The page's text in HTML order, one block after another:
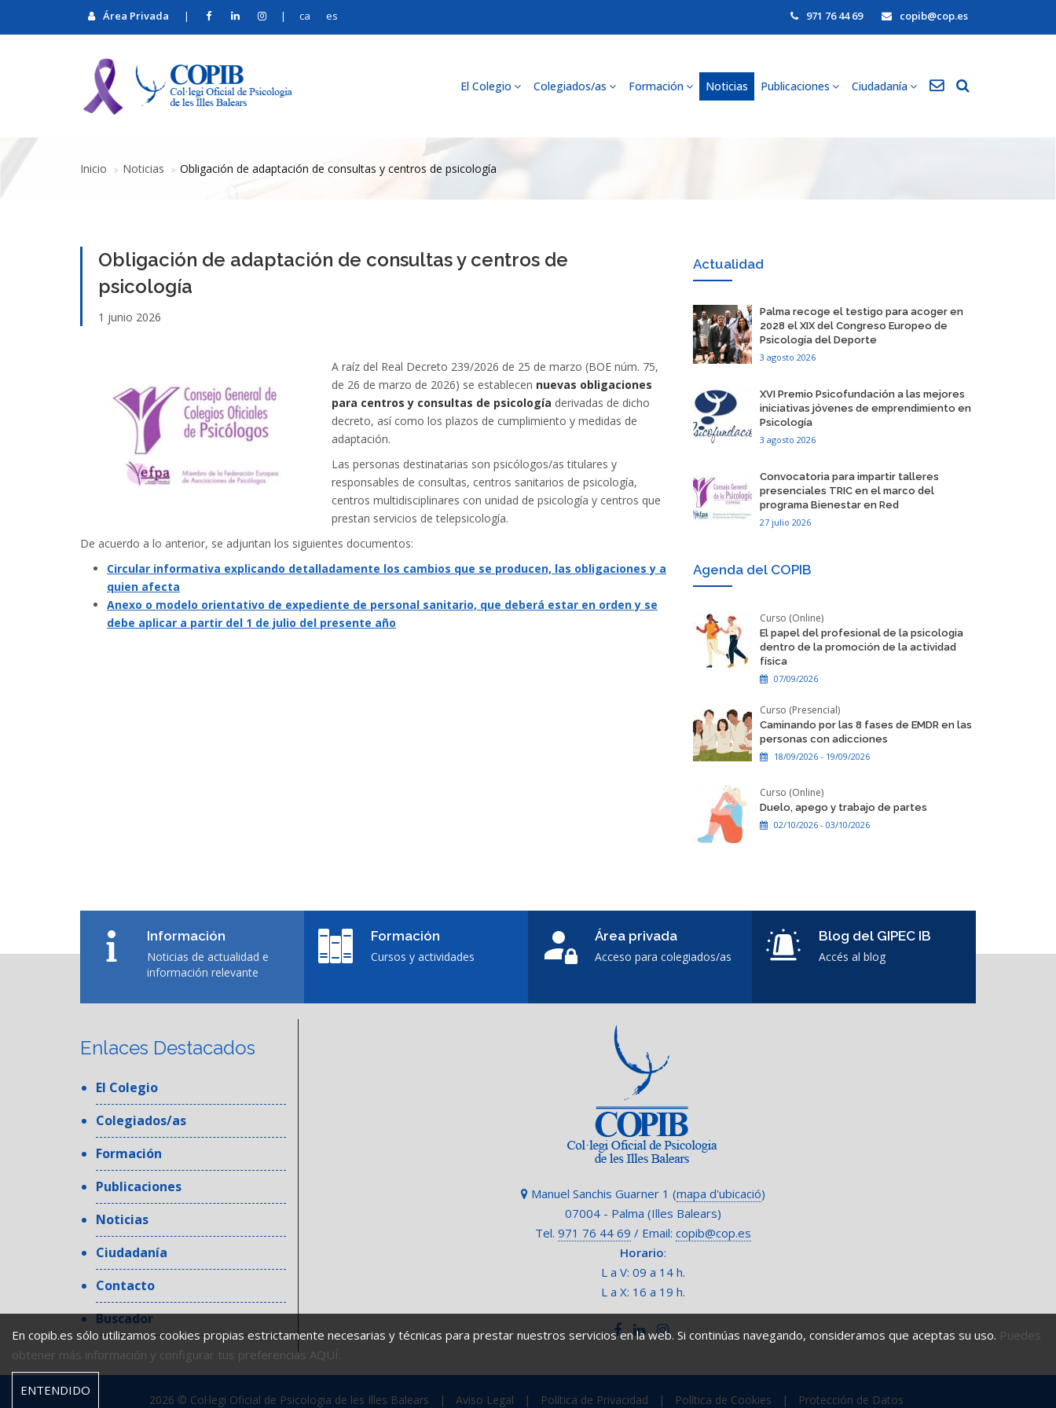
Área Privada | | ca es 971 76 44 69 copib@cop.es
El Colegio Colegiados/as Formación Noticias Publicaciones Ciudadanía
Inicio Noticias ​Obligación de adaptación de consultas y centros de psicología
​Obligación de adaptación de consultas y centros de
psicología
1 junio 2026
A raíz del Real Decreto 239/2026 de 25 de marzo (BOE núm. 75,
de 26 de marzo de 2026) se establecen nuevas obligaciones
para centros y consultas de psicología derivadas de dicho
decreto, así como los plazos de cumplimiento y medidas de
adaptación.
Las personas destinatarias son psicólogos/as titulares y
responsables de consultas, centros sanitarios de psicología,
centros multidisciplinares con unidad de psicología y centros que
prestan servicios de telepsicología.
De acuerdo a lo anterior, se adjuntan los siguientes documentos:
Circular informativa explicando detalladamente los cambios que se producen, las obligaciones y a
quien afecta
Anexo o modelo orientativo de expediente de personal sanitario, que deberá estar en orden y se
debe aplicar a partir del 1 de julio del presente año
Actualidad
​Palma recoge el testigo para acoger en
2028 el XIX del Congreso Europeo de
Psicología del Deporte
3 agosto 2026
​XVI Premio Psicofundación a las mejores
iniciativas jóvenes de emprendimiento en
Psicología
3 agosto 2026
​Convocatoria para impartir talleres
presenciales TRIC en el marco del
programa Bienestar en Red
27 julio 2026
Agenda del COPIB
Curso (Online)
El papel del profesional de la psicologia
dentro de la promoción de la actividad
física
07/09/2026
Curso (Presencial)
Caminando por las 8 fases de EMDR en las
personas con adicciones
18/09/2026 - 19/09/2026
Curso (Online)
Duelo, apego y trabajo de partes
02/10/2026 - 03/10/2026
Información
Noticias de actualidad e
información relevante
Formación
Cursos y actividades
Área privada
Acceso para colegiados/as
Blog del GIPEC IB
Accés al blog
Enlaces Destacados
El Colegio
Colegiados/as
Formación
Publicaciones
Noticias
Ciudadanía
Contacto
Buscador
Manuel Sanchis Guarner 1 (mapa d'ubicació)
07004 - Palma (Illes Balears)
Tel. 971 76 44 69 / Email: copib@cop.es
Horario:
L a V: 09 a 14 h.
L a X: 16 a 19 h.
2026 © Col·legi Oficial de Psicologia de les Illes Balears | Aviso Legal | Política de Privacidad | Política de Cookies | Protección de Datos
En copib.es sólo utilizamos cookies propias estrictamente necesarias y técnicas para prestar nuestros servicios en la web. Si continúas navegando, consideramos que aceptas su uso. Puedes
obtener más información y configurar tus preferencias AQUÍ.
ENTENDIDO